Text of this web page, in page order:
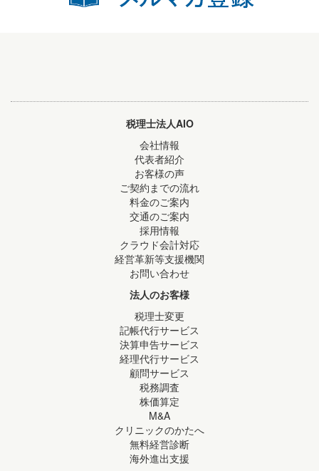
税理士法人AIO
会社情報
代表者紹介
お客様の声
ご契約までの流れ
料金のご案内
交通のご案内
採用情報
クラウド会計対応
経営革新等支援機関
お問い合わせ
法人のお客様
税理士変更
記帳代行サービス
決算申告サービス
経理代行サービス
顧問サービス
税務調査
株価算定
M&A
クリニックのかたへ
無料経営診断
海外進出支援